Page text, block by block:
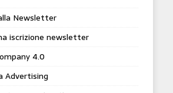
Newsletter
iscrizione newsletter
4.0
Advertising